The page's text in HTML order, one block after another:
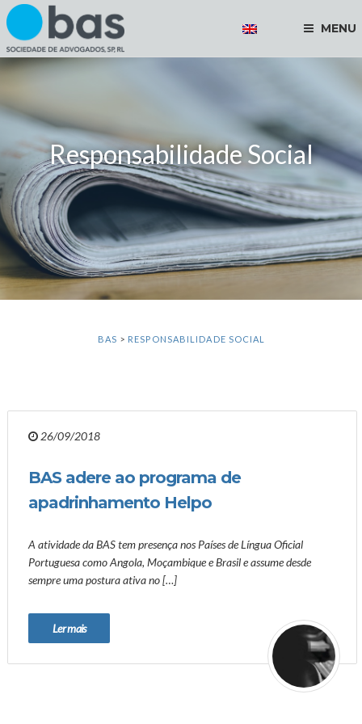
MENU
Responsabilidade Social
BAS > RESPONSABILIDADE SOCIAL
26/09/2018
BAS adere ao programa de
apadrinhamento Helpo
A atividade da BAS tem presença nos Países de Língua Oficial
Portuguesa como Angola, Moçambique e Brasil e assume desde
sempre uma postura ativa no […]
Ler mais